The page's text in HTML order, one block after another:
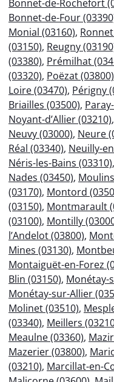
Bonnet-de-Rochefort
Bonnet-de-Four
Monial (03160),
(03150), Reugny
(03380), Prémilhat
(03320), Poëzat (03800)
Loire (03470), Périgny
Briailles (03500),
Noyant-d’Allier (03210),
Neuvy (03000), Neure
Réal (03340), Neuilly-
Néris-les-Bains (03310),
Nades (03450),
(03170), Montord
(03150), Montmarault
(03100), Montilly
l’Andelot (03800),
Mines (03130),
Montaiguët-en-Forez
Blin (03150), Monétay-
Monétay-sur-Allier
Molinet (03510),
(03340), Meillers
Meaulne (03360),
Mazerier (03800),
(03210), Marcillat-en-